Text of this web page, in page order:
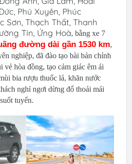
Phú Xuyên, Phúc
Sơn, Thạch Thất, Thanh
Tín, Ứng Hoà, bằng xe 7
đường dài gần 1530 km,
nghiệp, đã đào tạo bài bản chính
vẻ hòa đồng, tạo cảm giác êm ái
bia rượu thuốc lá, khăn nước
nghỉ ngơi dừng đổ thoải mái
tuyến.